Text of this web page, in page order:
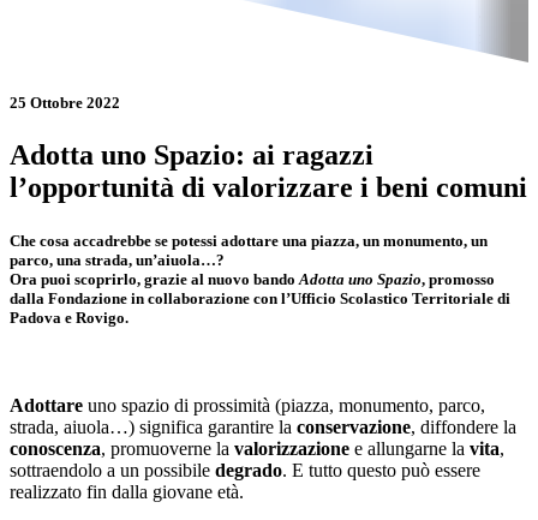
25 Ottobre 2022
Adotta uno Spazio: ai ragazzi
l’opportunità di valorizzare i beni comuni
Che cosa accadrebbe se potessi adottare una piazza, un monumento, un
parco, una strada, un’aiuola…?
Ora puoi scoprirlo, grazie al nuovo bando Adotta uno Spazio, promosso
dalla Fondazione in collaborazione con l’Ufficio Scolastico Territoriale di
Padova e Rovigo.
Adottare uno spazio di prossimità (piazza, monumento, parco,
strada, aiuola…) significa garantire la conservazione, diffondere la
conoscenza, promuoverne la valorizzazione e allungarne la vita,
sottraendolo a un possibile degrado. E tutto questo può essere
realizzato fin dalla giovane età.